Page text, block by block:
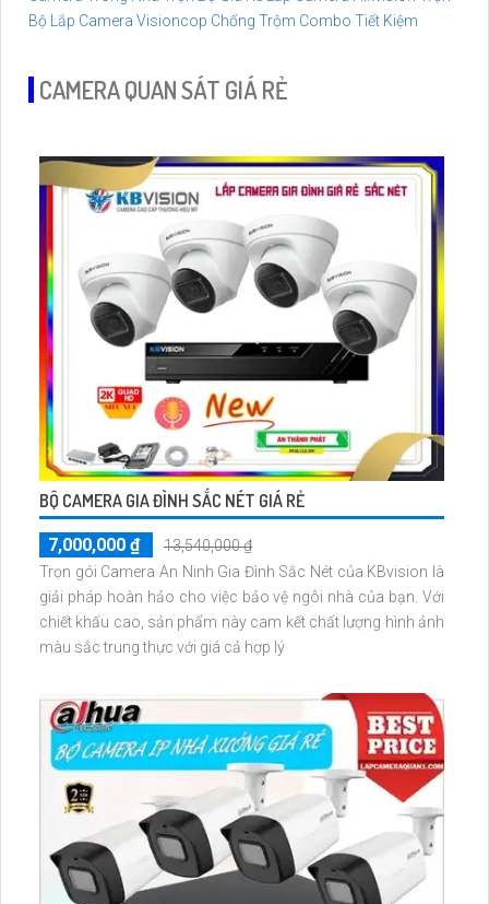
Bộ
Lắp Camera Visioncop Chống Trộm Combo Tiết Kiệm
CAMERA QUAN SÁT GIÁ RẺ
BỘ CAMERA GIA ĐÌNH SẮC NÉT GIÁ RẺ
7,000,000 ₫
13,540,000 ₫
Trọn gói Camera An Ninh Gia Đình Sắc Nét của KBvision là
giải pháp hoàn hảo cho việc bảo vệ ngôi nhà của bạn. Với
chiết khấu cao, sản phẩm này cam kết chất lượng hình ảnh
màu sắc trung thực với giá cả hợp lý